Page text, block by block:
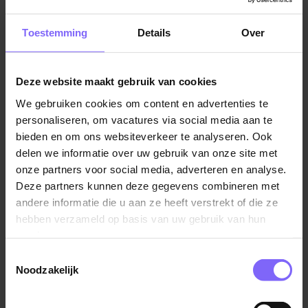
Toestemming Details Over
Deze website maakt gebruik van cookies
We gebruiken cookies om content en advertenties te
personaliseren, om vacatures via social media aan te
bieden en om ons websiteverkeer te analyseren. Ook
delen we informatie over uw gebruik van onze site met
onze partners voor social media, adverteren en analyse.
Deze partners kunnen deze gegevens combineren met
andere informatie die u aan ze heeft verstrekt of die ze
hebben verzameld op basis van uw gebruik van hun
Noodzakelijk
jou!
In deze rol werk je op locaties waar zorg en
klanten komen voor medicatie, advies en
gezondheidsinformatie. Je zorgt ervoor dat hun
bezoek zo efficiënt en aangenaam mogelijk verloopt,
en biedt hulp bij vragen en het verkrijgen van de juiste
medicijnen. Het werkveld is divers en omvat
verschillende specialisaties binnen de farmacie.
Andere leuke vacatures in de regio Zuid-Limburg
Geen geschikte vacatures voor apothekersassistenten
in Zuid-Limburg gevonden? Geen probleem! Er zijn
genoeg andere interessante functies in Zuid-Limburg
die vergelijkbare verantwoordelijkheden en